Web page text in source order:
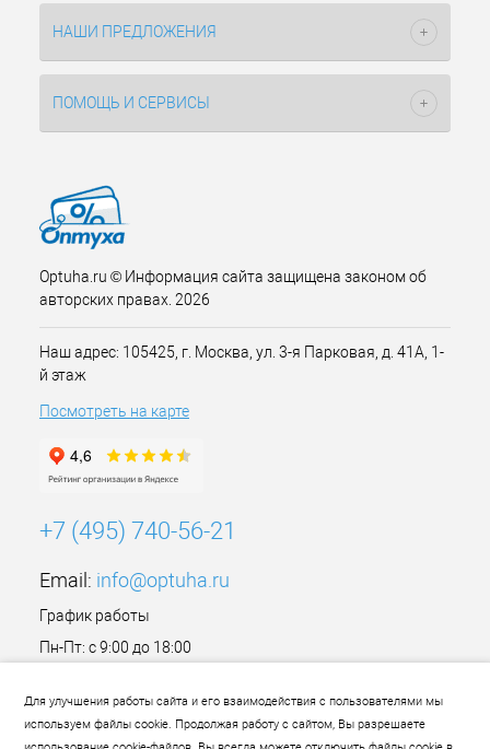
Для улучшения работы сайта и его взаимодействия с пользователями мы
используем файлы cookie. Продолжая работу с сайтом, Вы разрешаете
НАШИ ПРЕДЛОЖЕНИЯ
ПОМОЩЬ И СЕРВИСЫ
Optuha.ru © Информация сайта защищена законом об
авторских правах. 2026
Наш адрес: 105425, г. Москва, ул. 3-я Парковая, д. 41А, 1-
й этаж
Посмотреть на карте
+7 (495) 740-56-21
Email: info@optuha.ru
График работы
Пн-Пт: с 9:00 до 18:00